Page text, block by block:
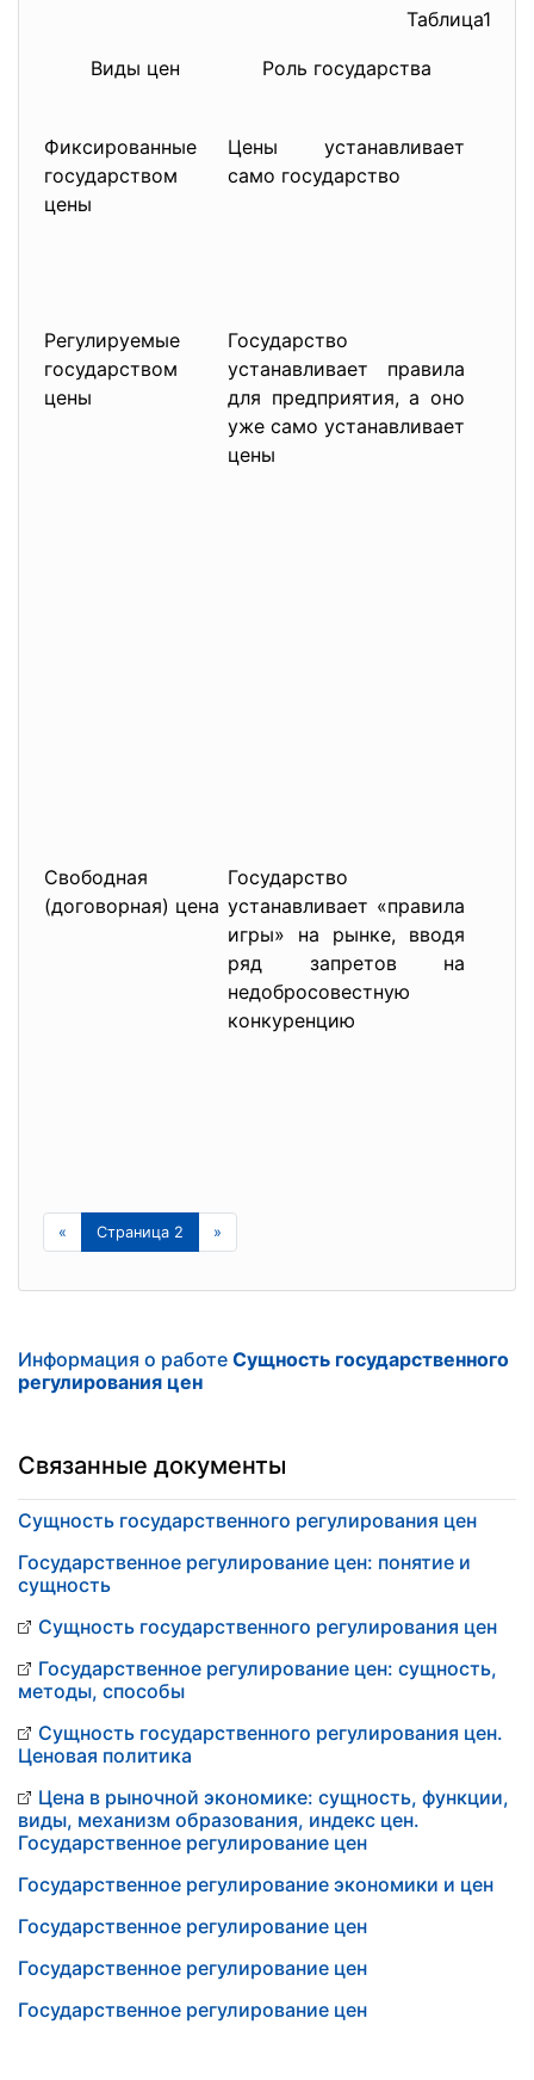
Таблица1
Виды цен Роль государства
Фиксированные
государством
цены
Цены устанавливает
само государство
Регулируемые
государством
цены
Государство
устанавливает правила
для предприятия, а оно
уже само устанавливает
цены
Свободная
(договорная) цена
Государство
устанавливает «правила
игры» на рынке, вводя
ряд запретов на
недобросовестную
конкуренцию
« Страница 2 »
Информация о работе Сущность государственного
регулирования цен
Связанные документы
Сущность государственного регулирования цен
Государственное регулирование цен: понятие и
сущность
Сущность государственного регулирования цен
Государственное регулирование цен: сущность,
методы, способы
Сущность государственного регулирования цен.
Ценовая политика
Цена в рыночной экономике: сущность, функции,
виды, механизм образования, индекс цен.
Государственное регулирование цен
Государственное регулирование экономики и цен
Государственное регулирование цен
Государственное регулирование цен
Государственное регулирование цен